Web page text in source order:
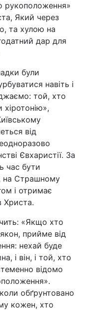
рукоположення»
Який через
та хулою на
дар для
були
навіть і
той, хто
від
Євхаристії. За
час бути
на Страшному
і отримає
Христа.
«Якщо хто
прийме від
нехай буде
і він, і той, хто
відомо
обґрунтовано
кожен, хто